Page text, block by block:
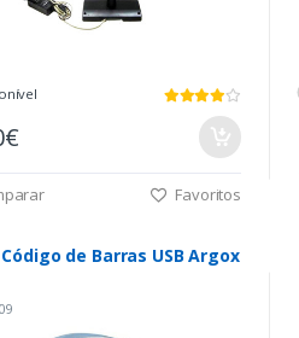
Favoritos
de Barras USB Argox